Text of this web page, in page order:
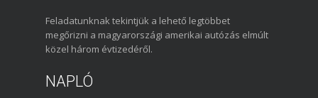
Feladatunknak tekintjük a lehető legtöbbet
megőrizni a magyarországi amerikai autózás elmúlt
közel három évtizedéről.
NAPLÓ